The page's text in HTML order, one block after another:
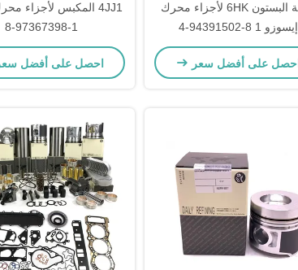
حلقة البستون 6HK لأجزاء محرك
إيسوزو 1 8-94391502-4
احصل على أفضل سعر
8-97367398-1
احصل على أفضل